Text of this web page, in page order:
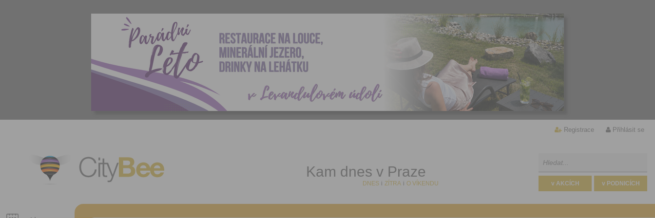
Registrace Přihlásit se
CityBee Kam dnes v Praze
DNES i ZÍTRA i O VÍKENDU